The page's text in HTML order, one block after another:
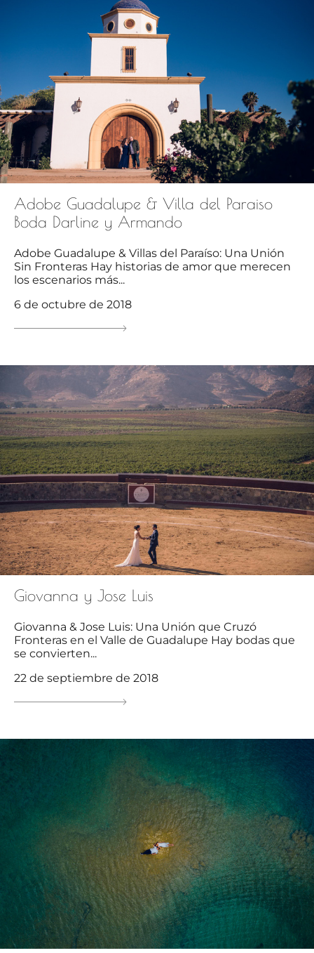
Adobe Guadalupe & Villa del Paraiso
Boda Darline y Armando
Adobe Guadalupe & Villas del Paraíso: Una Unión
Sin Fronteras Hay historias de amor que merecen
los escenarios más...
6 de octubre de 2018
Giovanna y Jose Luis
Giovanna & Jose Luis: Una Unión que Cruzó
Fronteras en el Valle de Guadalupe Hay bodas que
se convierten...
22 de septiembre de 2018